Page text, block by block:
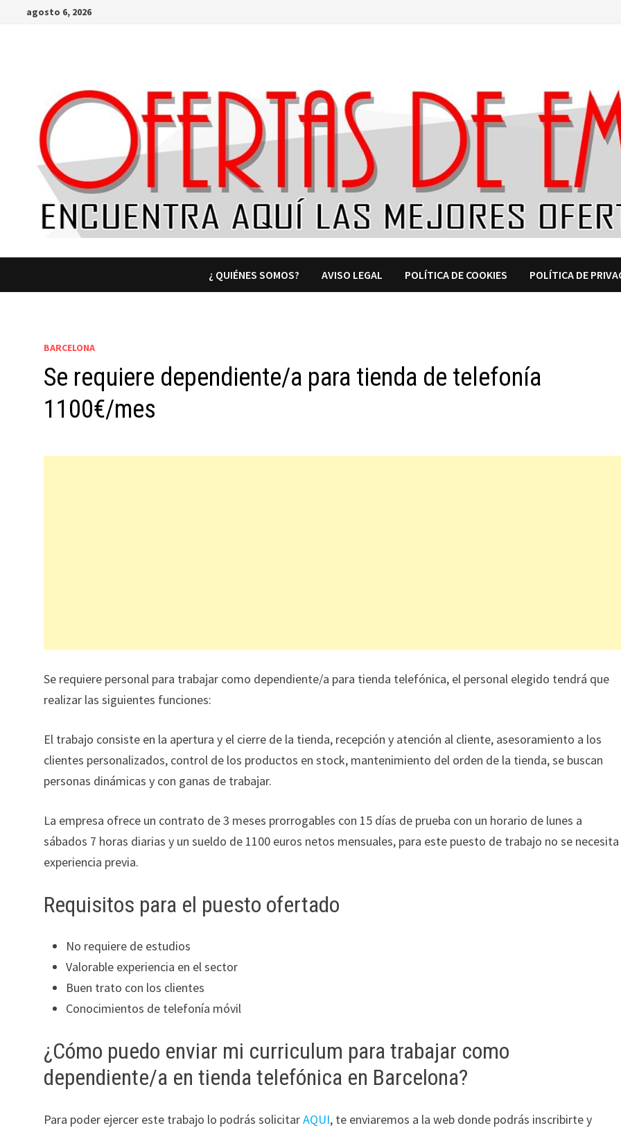
Saltaragosto 6, 2026
¿ QUIÉNES SOMOS? AVISO LEGAL POLÍTICA DE COOKIES POLÍTICA DE
BARCELONA
Se requiere dependiente/a para tienda de telefonía
1100€/mes
Se requiere personal para trabajar como dependiente/a para tienda telefónica, el personal elegido tendrá que
realizar las siguientes funciones:
El trabajo consiste en la apertura y el cierre de la tienda, recepción y atención al cliente, asesoramiento a los
clientes personalizados, control de los productos en stock, mantenimiento del orden de la tienda, se buscan
personas dinámicas y con ganas de trabajar.
La empresa ofrece un contrato de 3 meses prorrogables con 15 días de prueba con un horario de lunes a
sábados 7 horas diarias y un sueldo de 1100 euros netos mensuales, para este puesto de trabajo no se necesita
experiencia previa.
Requisitos para el puesto ofertado
No requiere de estudios
Valorable experiencia en el sector
Buen trato con los clientes
Conocimientos de telefonía móvil
¿Cómo puedo enviar mi curriculum para trabajar como
dependiente/a en tienda telefónica en Barcelona?
Para poder ejercer este trabajo lo podrás solicitarAQUI, te enviaremos a la web donde podrás inscribirte y